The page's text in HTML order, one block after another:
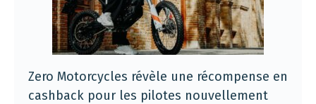
Zero Motorcycles révèle une récompense en
cashback pour les pilotes nouvellement